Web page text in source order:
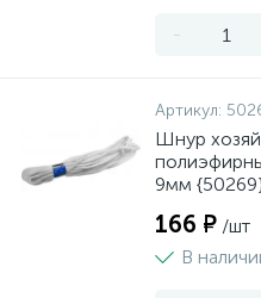
-
Артикул:
Шнур
9мм
166 ₽ /шт
В